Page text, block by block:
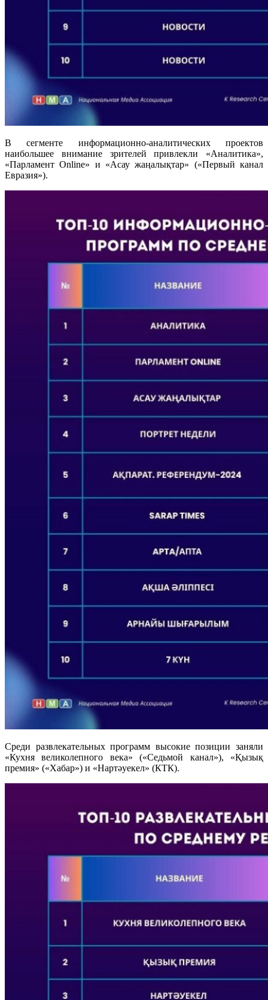
В сегменте информационно-аналитических проектов
наибольшее внимание зрителей привлекли «Аналитика»,
«Парламент Online» и «Асау жаңалықтар» («Первый канал
Евразия»).
Среди развлекательных программ высокие позиции заняли
«Кухня великолепного века» («Седьмой канал»), «Қызық
премия» («Хабар») и «Нартәуекел» (КТК).